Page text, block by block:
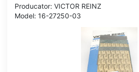
Producator: VICTOR REINZ
Model: 16-27250-03